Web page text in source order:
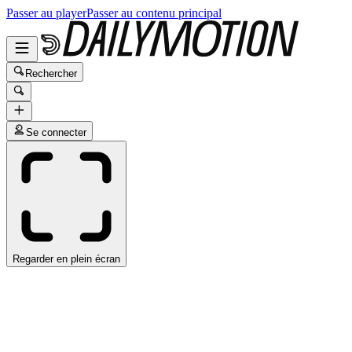
Passer au playerPasser au contenu principal
Rechercher
Se connecter
Regarder en plein écran